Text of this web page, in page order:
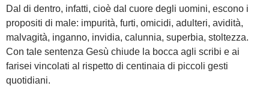
Dal di dentro, infatti, cioè dal cuore degli uomini, escono i
propositi di male: impurità, furti, omicidi, adulteri, avidità,
malvagità, inganno, invidia, calunnia, superbia, stoltezza.
Con tale sentenza Gesù chiude la bocca agli scribi e ai
farisei vincolati al rispetto di centinaia di piccoli gesti
quotidiani.